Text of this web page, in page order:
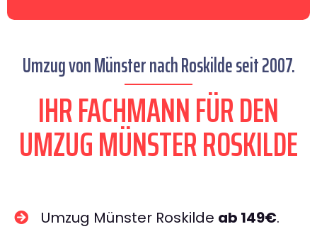
Umzug von Münster nach Roskilde seit 2007.
IHR FACHMANN FÜR DEN
UMZUG MÜNSTER ROSKILDE
Umzug Münster Roskilde ab 149€.